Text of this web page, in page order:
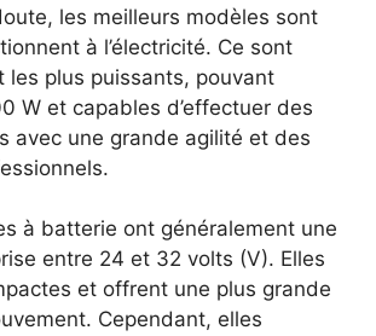
les meilleurs modèles sont
à l’électricité. Ce sont
les plus puissants, pouvant
W et capables d’effectuer des
avec une grande agilité et des
à batterie ont généralement une
entre 24 et 32 volts (V). Elles
et offrent une plus grande
Cependant, elles